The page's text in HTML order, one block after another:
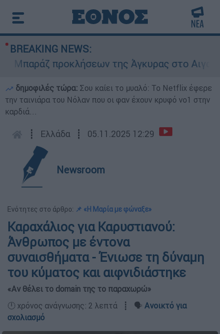
BREAKING NEWS:
προκλήσεων της Άγκυρας στο Αιγαίο:
δημοφιλές τώρα: Σου καίει το μυαλό: Το Netflix έφερε
την ταινιάρα του Νόλαν που οι φαν έχουν κρυφό νο1 στην
καρδιά...
┋ Ελλάδα ┋ 05.11.2025 12:29
Newsroom
Ενότητες στο άρθρο: 📌 «Η Μαρία με φώναξε»
Καραχάλιος για Καρυστιανού:
Άνθρωπος με έντονα
συναισθήματα - Ένιωσε τη δύναμη
του κύματος και αιφνιδιάστηκε
«Αν θέλει το domain της το παραχωρώ»
🕛 χρόνος ανάγνωσης: 2 λεπτά ┋ 🗣️ Ανοικτό για
σχολιασμό